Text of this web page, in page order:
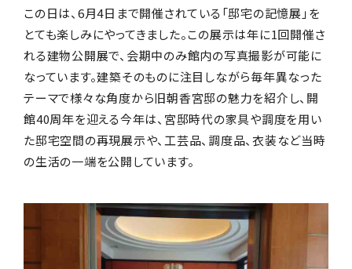
この日は、6月4日まで開催されている「邸宅の記憶展」を
とても楽しみにやってきました。この展示は年に1回開催さ
れる建物公開展で、会期中のみ館内の写真撮影が可能に
なっています。建築そのものに注目しながら毎年異なった
テーマで様々な角度から旧朝香宮邸の魅力を紹介し、開
館40周年を迎える今年は、宮邸時代の家具や調度を用い
た邸宅空間の再現展示や、工芸品、調度品、衣装など当時
の生活の一端を公開しています。